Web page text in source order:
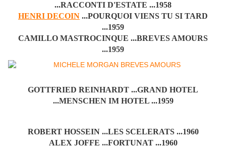
...RACCONTI D'ESTATE ...1958
HENRI DECOIN ...POURQUOI VIENS TU SI TARD
...1959
CAMILLO MASTROCINQUE ...BREVES AMOURS
...1959
GOTTFRIED REINHARDT ...GRAND HOTEL
...MENSCHEN IM HOTEL ...1959
ROBERT HOSSEIN ...LES SCELERATS ...1960
ALEX JOFFE ...FORTUNAT ...1960